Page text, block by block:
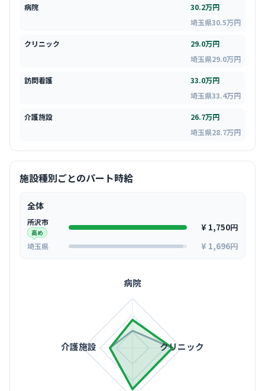
病院
30.2万円
埼玉県30.5万円
クリニック
29.0万円
埼玉県29.0万円
訪問看護
33.0万円
埼玉県33.4万円
介護施設
26.7万円
埼玉県28.7万円
施設種別ごとのパート時給
全体
所沢市
高め ¥ 1,750円
埼玉県 ¥ 1,696円
病院
クリニック
介護施設